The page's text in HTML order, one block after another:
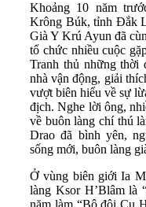
Khoảng 10 năm
Krông Búk, tỉnh Đắk
Già Y Krú Ayun đã
tổ chức nhiều cuộc
Tranh thủ những thời
nhà vận động, giải
vượt biên hiểu về sự
địch. Nghe lời ông,
về buôn làng chí thú
Drao đã bình yên,
sống mới, buôn làng
Ở vùng biên giới Ia
làng Ksor H’Blâm là